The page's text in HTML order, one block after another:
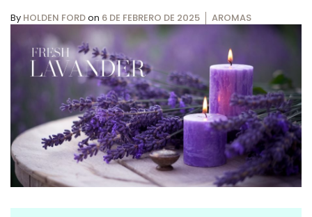
By HOLDEN FORDon 6 DE FEBRERO DE 2025 AROMAS